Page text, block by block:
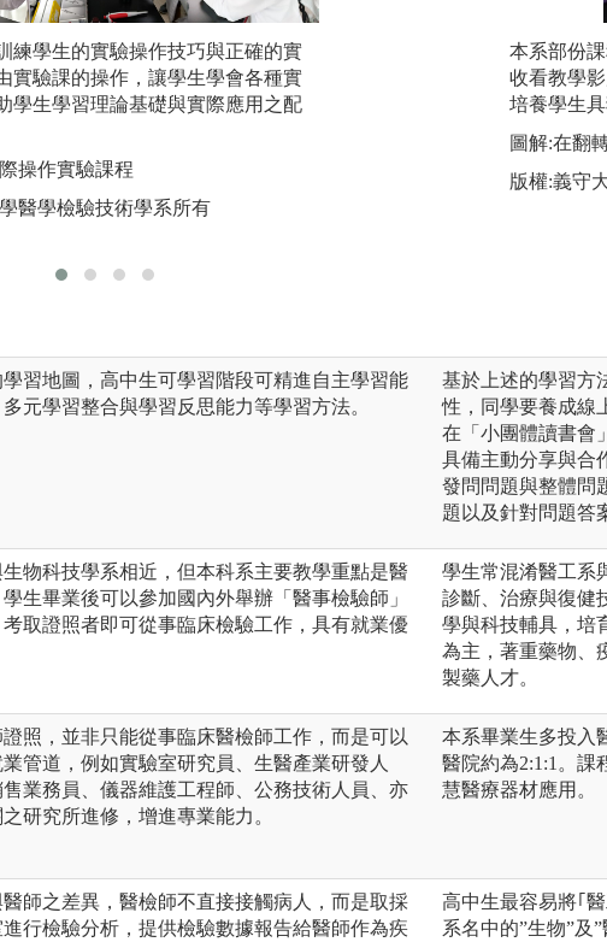
練學生的實驗操作技巧與正確的實
實驗課的操作，讓學生學會各種實
學生學習理論基礎與實際應用之配
操作實驗課程
醫學檢驗技術學系所有
小組討論：讓學
式，學習生物醫
會資料收集整理
題討論的經驗，
合作討論來解決問
圖解:學生小分組
本系部份
收看教學
培養學生
圖解:在翻
版權:義守
習地圖，高中生可學習階段可精進自主學習能
元學習整合與學習反思能力等學習方法。
基於上述的學習方
性，同學要養成線
在「小團體讀書會
具備主動分享與合
發問問題與整體問
題以及針對問題答
物科技學系相近，但本科系主要教學重點是醫
生畢業後可以參加國內外舉辦「醫事檢驗師」
取證照者即可從事臨床檢驗工作，具有就業優
學生常混淆醫工系
診斷、治療與復健
學與科技輔具，培
為主，著重藥物、
製藥人才。
照，並非只能從事臨床醫檢師工作，而是可以
管道，例如實驗室研究員、生醫產業研發人
業務員、儀器維護工程師、公務技術人員、亦
研究所進修，增進專業能力。
本系畢業生多投入
醫院約為2:1:1。課
慧醫療器材應用。
師之差異，醫檢師不直接接觸病人，而是取採
行檢驗分析，提供檢驗數據報告給醫師作為疾
高中生最容易將｢
系名中的”生物”及